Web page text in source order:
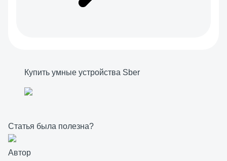
Купить умные устройства Sber
Статья была полезна?
Автор